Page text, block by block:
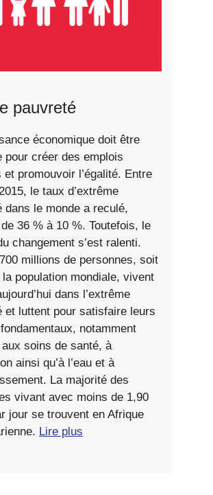
pauvreté
économique doit être
pour créer des emplois
et promouvoir l’égalité. Entre
le taux d’extrême
dans le monde a reculé,
36 % à 10 %. Toutefois, le
changement s’est ralenti.
millions de personnes, soit
la population mondiale, vivent
dans l’extrême
et luttent pour satisfaire leurs
notamment
soins de santé, à
ainsi qu’à l’eau et à
La majorité des
vivant avec moins de 1,90
jour se trouvent en Afrique
Lire plus